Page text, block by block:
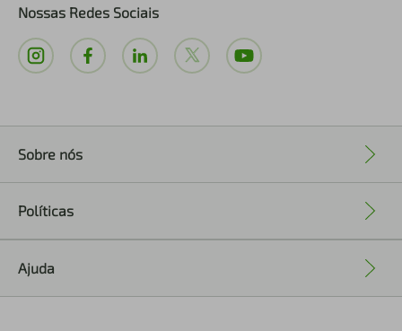
Nossas Redes Sociais
Sobre nós
Políticas
Ajuda